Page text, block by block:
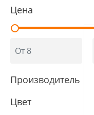
Цена
Производитель
Цвет